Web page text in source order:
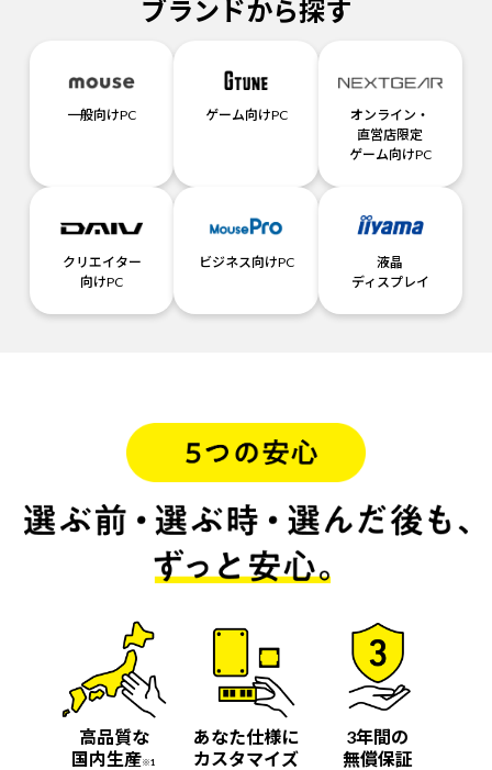
ブランドから探す
一般向けPC ゲーム向けPC
オンライン・
直営店限定
ゲーム向けPC
クリエイター
向けPC
ビジネス向けPC
液晶
ディスプレイ
高品質な
国内生産※1
あなた仕様に
カスタマイズ
3年間の
無償保証